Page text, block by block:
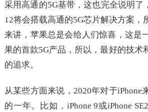
采用高通的5G基带，这也完全说明了
12将会搭载高通的5G芯片解决方案，
来讲，苹果总是会给人们惊喜，这是
果的首款5G产品，所以，最好的技术
的追求。
从某些方面来说，2020年对于iPhone
的一年。比如，iPhone 9或iPhone